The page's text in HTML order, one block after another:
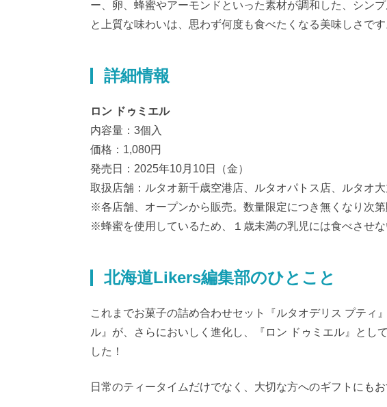
ー、卵、蜂蜜やアーモンドといった素材が調和した、シン
と上質な味わいは、思わず何度も食べたくなる美味しさです
詳細情報
ロン ドゥミエル
内容量：3個入
価格：1,080円
発売日：2025年10月10日（金）
取扱店舗：ルタオ新千歳空港店、ルタオパトス店、ルタオ
※各店舗、オープンから販売。数量限定につき無くなり次第
※蜂蜜を使用しているため、１歳未満の乳児には食べさせな
北海道Likers編集部のひとこと
これまでお菓子の詰め合わせセット『ルタオデリス プティ
ル』が、さらにおいしく進化し、『ロン ドゥミエル』とし
した！
日常のティータイムだけでなく、大切な方へのギフトにも